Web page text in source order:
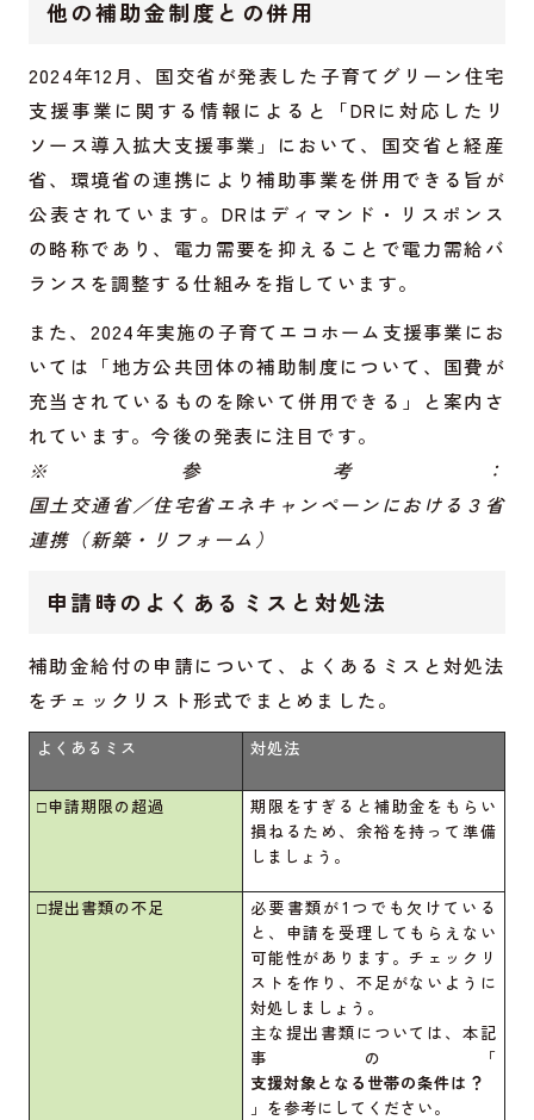
他の補助金制度との併用
2024年12月、国交省が発表した子育てグリーン住宅
支援事業に関する情報によると「DRに対応したリ
ソース導入拡大支援事業」において、国交省と経産
省、環境省の連携により補助事業を併用できる旨が
公表されています。DRはディマンド・リスポンス
の略称であり、電力需要を抑えることで電力需給バ
ランスを調整する仕組みを指しています。
また、2024年実施の子育てエコホーム支援事業にお
いては「地方公共団体の補助制度について、国費が
充当されているものを除いて併用できる」と案内さ
れています。今後の発表に注目です。
※参考：
国土交通省／住宅省エネキャンペーンにおける３省
連携（新築・リフォーム）
申請時のよくあるミスと対処法
補助金給付の申請について、よくあるミスと対処法
をチェックリスト形式でまとめました。
よくあるミス 対処法
□申請期限の超過
期限をすぎると補助金をもらい
損ねるため、余裕を持って準備
しましょう。
□提出書類の不足
必要書類が1つでも欠けている
と、申請を受理してもらえない
可能性があります。チェックリ
ストを作り、不足がないように
対処しましょう。
主な提出書類については、本記
事の「
支援対象となる世帯の条件は？
」を参考にしてください。